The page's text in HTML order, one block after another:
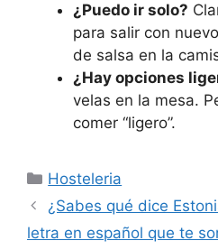
¿Puedo ir solo?
para salir con
de salsa en la
¿Hay opciones
velas en la mesa.
comer “ligero”.
Categorías
Hosteleria
¿Sabes qué dice
letra en español que te